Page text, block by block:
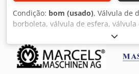
Condição: bom (usado), Válvula de
borboleta, válvula de esfera,
de corte, válvula direcional
Válvula solenóide - PN: 1,6-10 bar -